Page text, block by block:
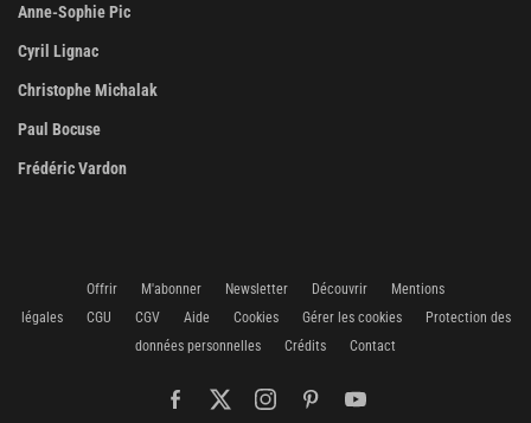
Anne-Sophie Pic
Cyril Lignac
Christophe Michalak
Paul Bocuse
Frédéric Vardon
Offrir M'abonner Newsletter Découvrir
Mentions
légales
CGU CGV Aide Cookies Gérer les cookies
Protection des
données personnelles
Crédits Contact